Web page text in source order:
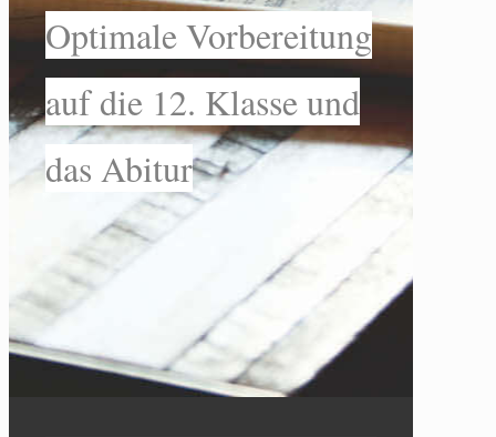
Optimale Vorbereitung
auf die 12. Klasse und
das Abitur